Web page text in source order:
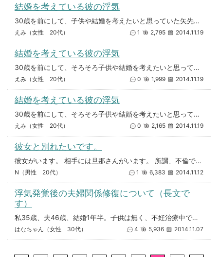
結婚を考えている彼の浮気
30歳を前にして、子供や結婚を考えたいと思っていた矢先、彼が他の女性と関係があることがわかりました。 元カレにも浮気が
えみ（女性 20代） 1 2,795 2014.11.19
結婚を考えている彼の浮気
30歳を前にして、そろそろ子供や結婚を考えたいと思っていた矢先、彼が他の女性と関係があることが発覚しました。 元カレと
えみ（女性 20代） 0 1,999 2014.11.19
結婚を考えている彼の浮気
30歳を前にして、そろそろ子供や結婚を考えたいと思っていた矢先、彼が他の女性と関係があることが発覚しました。 元カレと
えみ（女性 20代） 0 2,165 2014.11.19
彼女と別れたいです。
彼女がいます。 相手には旦那さんがいます。 所謂、不倫です。 その彼女と別れたいです…。 付き合って1年
N（男性 20代） 1 6,383 2014.11.12
浮気発覚後の夫婦関係修復について（長文で
す）
私35歳、夫46歳、結婚1年半。子供は無く、不妊治療中でした。本当に仲が良く、なんの不満もありませんでした&hellip
はなちゃん（女性 30代） 4 5,936 2014.11.07